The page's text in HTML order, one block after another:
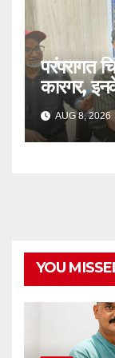
परंपरागत
कारगर,
AUG 8, 2026
YOU